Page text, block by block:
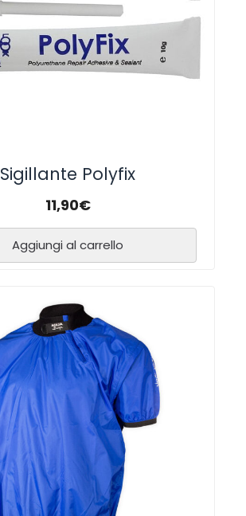
Sigillante Polyfix
11,90€
Aggiungi al carrello